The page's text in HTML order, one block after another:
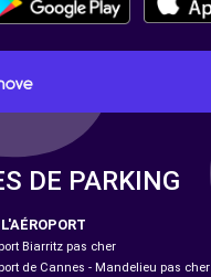
DE PARKING
Biarritz pas cher
de Cannes - Mandelieu pas cher